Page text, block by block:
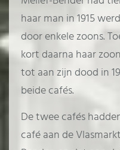
haar man in 1915
door enkele zoons.
kort daarna haar
tot aan zijn dood in
beide cafés.
De twee cafés
café aan de